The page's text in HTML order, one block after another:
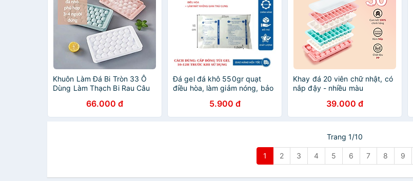
Khuôn Làm Đá Bi Tròn 33 Ô
Dùng Làm Thạch Bi Rau Câu
66.000 đ
Đá gel đá khô 550gr quạt
điều hòa, làm giảm nóng, bảo
5.900 đ
Khay đá 20 viên chữ nhật, có
nắp đậy - nhiều màu
39.000 đ
Trang 1/10
1 2 3 4 5 6 7 8 9